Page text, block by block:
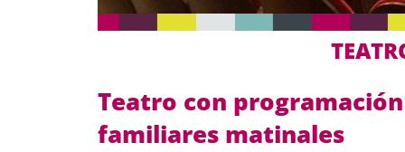
Teatro con
familiares matinales